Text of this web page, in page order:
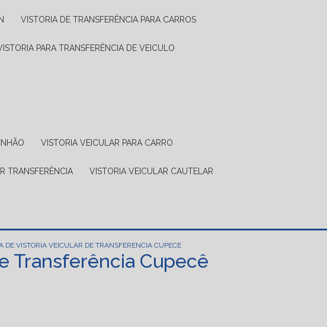
VISTORIA DE TRANSFERÊNCIA PARA CARROS
VISTORIA PARA TRANSFERÊNCIA DE VEICULO
VISTORIA VEICULAR PARA CARRO
TRANSFERÊNCIA VISTORIA VEICULAR CAUTELAR
DE VISTORIA VEICULAR DE TRANSFERENCIA CUPECE
Transferência Cupecê